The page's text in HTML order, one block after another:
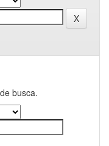
busca.